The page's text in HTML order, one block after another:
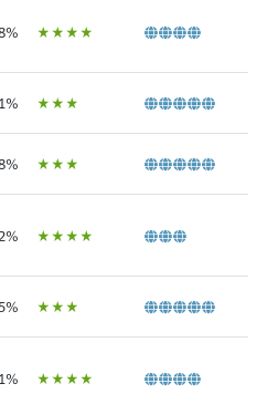
ÙÙÙÙ
ÙÙÙ
ÙÙÙ
ÙÙÙÙ
ÙÙÙ
ÙÙÙÙ